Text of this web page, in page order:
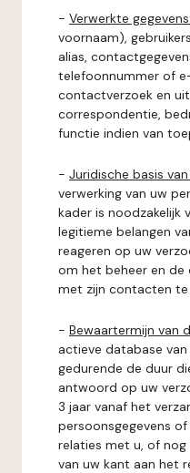
- Verwerkte gegevens:
voornaam),
alias,
telefoonnummer of
contactverzoek en
correspondentie,
functie indien van
- Juridische basis
verwerking van uw
kader is noodzakelijk
legitieme belangen
reageren op uw
om het beheer en de
met zijn contacten te
- Bewaartermijn van
actieve database
gedurende de duur
antwoord op uw
3 jaar vanaf het
persoonsgegevens
relaties met u, of
van uw kant aan het